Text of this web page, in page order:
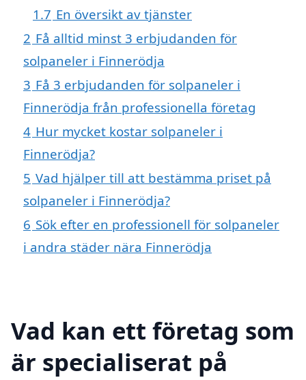
1.7 En översikt av tjänster
2 Få alltid minst 3 erbjudanden för
solpaneler i Finnerödja
3 Få 3 erbjudanden för solpaneler i
Finnerödja från professionella företag
4 Hur mycket kostar solpaneler i
Finnerödja?
5 Vad hjälper till att bestämma priset på
solpaneler i Finnerödja?
6 Sök efter en professionell för solpaneler
i andra städer nära Finnerödja
Vad kan ett företag som
är specialiserat på